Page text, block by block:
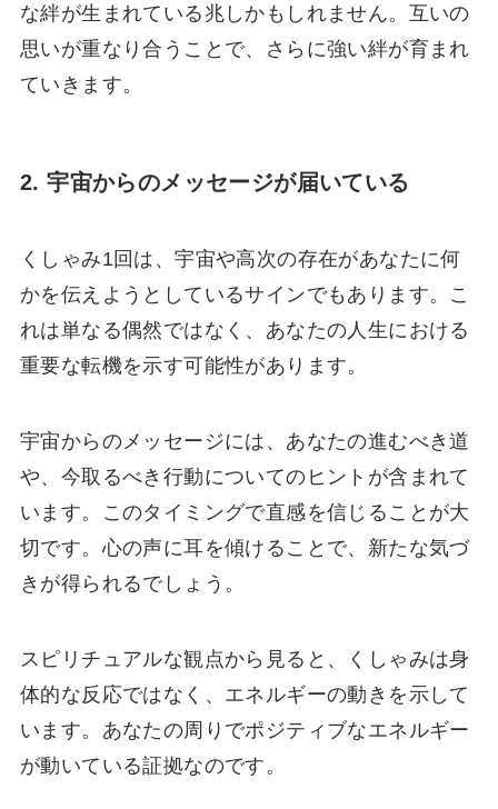
な絆が生まれている兆しかもしれません。互いの
思いが重なり合うことで、さらに強い絆が育まれ
ていきます。
2. 宇宙からのメッセージが届いている
くしゃみ1回は、宇宙や高次の存在があなたに何
かを伝えようとしているサインでもあります。こ
れは単なる偶然ではなく、あなたの人生における
重要な転機を示す可能性があります。
宇宙からのメッセージには、あなたの進むべき道
や、今取るべき行動についてのヒントが含まれて
います。このタイミングで直感を信じることが大
切です。心の声に耳を傾けることで、新たな気づ
きが得られるでしょう。
スピリチュアルな観点から見ると、くしゃみは身
体的な反応ではなく、エネルギーの動きを示して
います。あなたの周りでポジティブなエネルギー
が動いている証拠なのです。